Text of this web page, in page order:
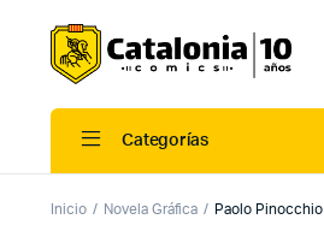
Categorías
Inicio Novela Gráfica Paolo Pinocchio